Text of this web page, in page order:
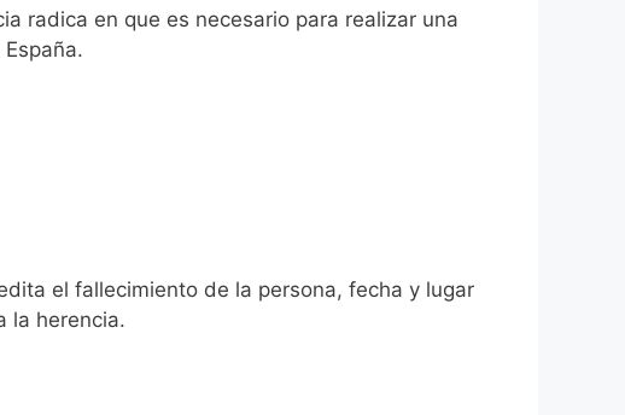
radica en que es necesario para realizar una
el fallecimiento de la persona, fecha y lugar
la herencia.